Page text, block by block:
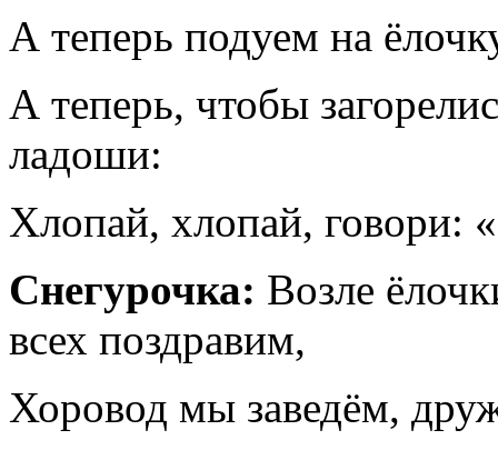
А теперь подуем на
А теперь, чтобы
ладоши:
Хлопай, хлопай, говори:
Снегурочка: Возле
всех поздравим,
Хоровод мы заведём,